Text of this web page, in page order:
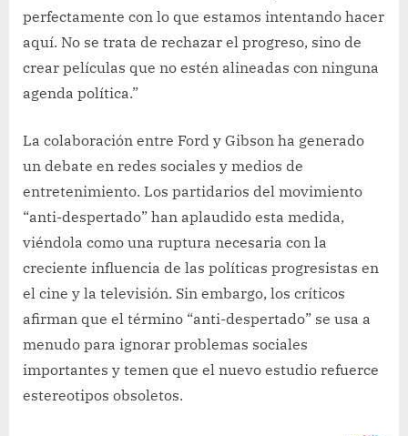
perfectamente con lo que estamos intentando hacer
aquí. No se trata de rechazar el progreso, sino de
crear películas que no estén alineadas con ninguna
agenda política.”
La colaboración entre Ford y Gibson ha generado
un debate en redes sociales y medios de
entretenimiento. Los partidarios del movimiento
“anti-despertado” han aplaudido esta medida,
viéndola como una ruptura necesaria con la
creciente influencia de las políticas progresistas en
el cine y la televisión. Sin embargo, los críticos
afirman que el término “anti-despertado” se usa a
menudo para ignorar problemas sociales
importantes y temen que el nuevo estudio refuerce
estereotipos obsoletos.